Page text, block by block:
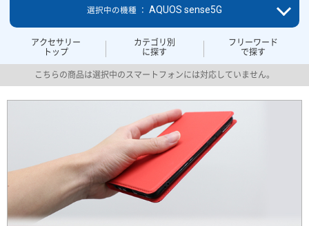
アクセサリー
トップ
カテゴリ別
に探す
フリーワード
で探す
選択中の機種 ： AQUOS sense5G
こちらの商品は選択中のスマートフォンには対応していません。